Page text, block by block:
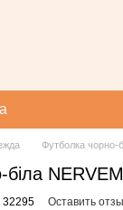
Футболка чорно-
біла
32295 Оставить